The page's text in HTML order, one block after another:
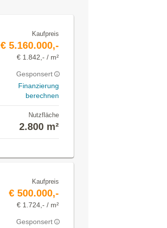
Kaufpreis
€ 5.160.000,-
€ 1.842,- / m²
Gesponsert
Finanzierung
berechnen
Nutzfläche
2.800 m²
Kaufpreis
€ 500.000,-
€ 1.724,- / m²
Gesponsert